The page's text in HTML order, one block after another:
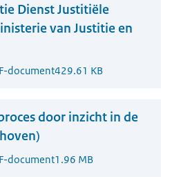
Dienst Justitiële
van Justitie en
document429.61 KB
door inzicht in de
document1.96 MB